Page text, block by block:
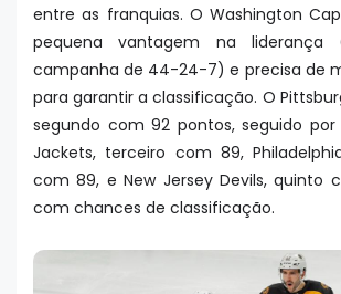
entre as franquias. O Washington
pequena vantagem na
campanha de 44-24-7) e precisa de
para garantir a classificação. O
segundo com 92 pontos, seguido por
Jackets, terceiro com 89,
com 89, e New Jersey Devils, quinto
com chances de classificação.